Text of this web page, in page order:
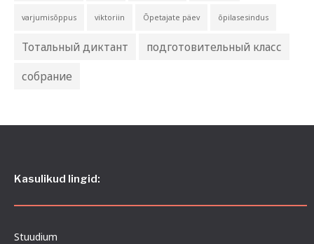
varjumisõppus viktoriin Õpetajate päev õpilasesindus
Тотальный диктант
подготовительный класс
собрание
Kasulikud lingid:
Stuudium